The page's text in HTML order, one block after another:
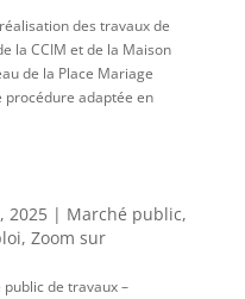
des travaux de
la CCIM et de la Maison
de la Place Mariage
procédure adaptée en
2025| Marché public,
, Zoom sur
public de travaux –